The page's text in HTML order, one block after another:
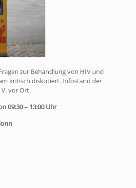
zur Behandlung von HIV und
kritisch diskutiert. Infostand der
vor Ort.
09:30 – 13:00 Uhr